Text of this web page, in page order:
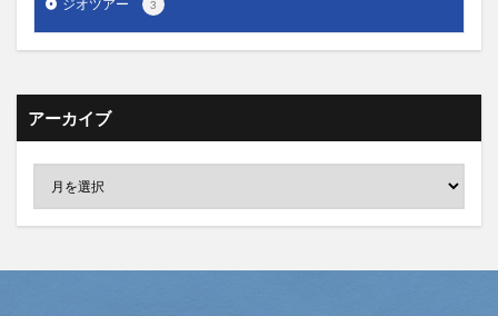
ジオツアー 3
アーカイブ